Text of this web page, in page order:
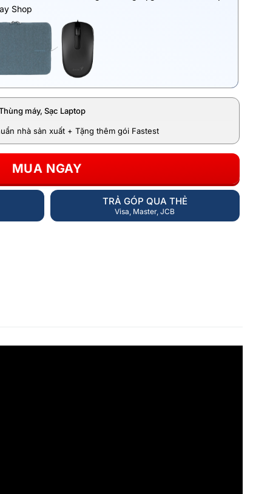
Shop
máy, Sạc Laptop
nhà sản xuất + Tặng thêm gói Fastest
MUA NGAY
TRẢ GÓP QUA THẺ
Visa, Master, JCB